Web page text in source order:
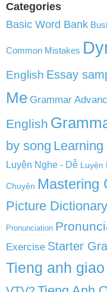
Categories
Basic Word Bank
Common Mistakes
English Essay
Me Grammar
English
by song
Luyện Nghe - Dễ Luyện
Chuyện Mastering
Picture Dictionary
Pronunciation
Exercise Starter
Tieng anh